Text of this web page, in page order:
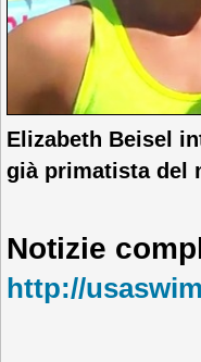
Elizabeth Beisel
già primatista del
Notizie
http://